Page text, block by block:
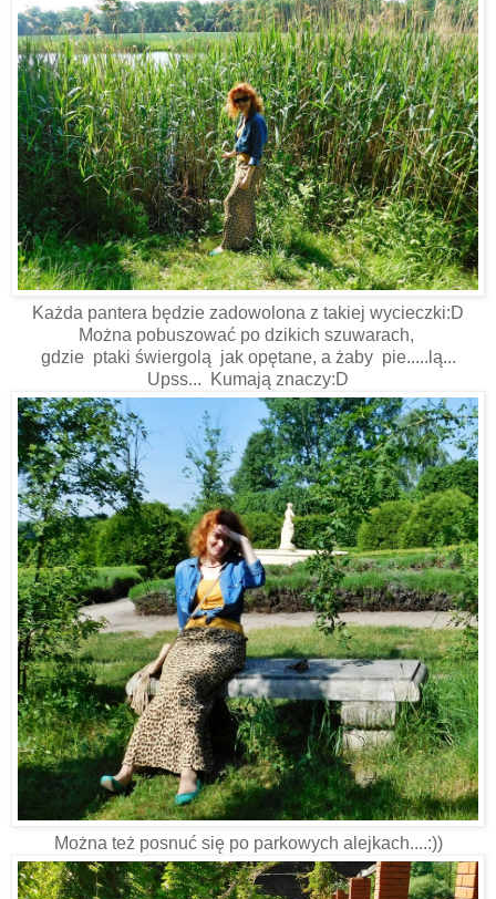
Każda pantera będzie zadowolona z takiej wycieczki:D
Można pobuszować po dzikich szuwarach,
gdzie ptaki świergolą jak opętane, a żaby pie.....lą...
Upss... Kumają znaczy:D
Można też posnuć się po parkowych alejkach....:))